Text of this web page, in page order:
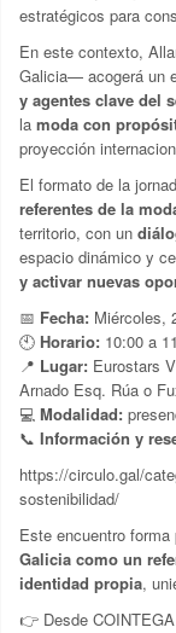
estratégicos para
En este contexto,
Galicia— acogerá un
y agentes clave del
la moda con
proyección
El formato de la
referentes de la
territorio, con un
espacio dinámico y
y activar nuevas
📅 Fecha: Miércoles,
🕙 Horario: 10:00 a
📍 Lugar: Eurostars
Arnado Esq. Rúa o
💻 Modalidad:
📞 Información y
https://circulo.gal/
sostenibilidad/
Este encuentro
Galicia como un
identidad propia,
👉 Desde